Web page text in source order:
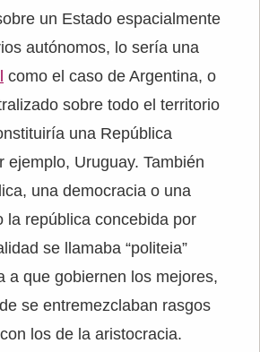
un Estado espacialmente
autónomos, lo sería una
como el caso de Argentina, o
sobre todo el territorio
una República
ejemplo, Uruguay. También
una democracia o una
la república concebida por
se llamaba “politeia”
a que gobiernen los mejores,
se entremezclaban rasgos
los de la aristocracia.